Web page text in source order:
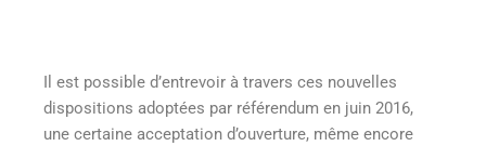
Il est possible d’entrevoir à travers ces nouvelles
dispositions adoptées par référendum en juin 2016,
une certaine acceptation d’ouverture, même encore